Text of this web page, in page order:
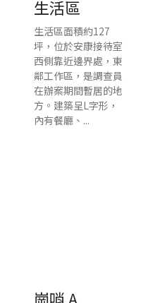
生活區
生活區面積約127
坪，位於安康接待室
西側靠近邊界處，東
鄰工作區，是調查員
在辦案期間暫居的地
方。建築呈L字形，
內有餐廳、...
崗哨 A